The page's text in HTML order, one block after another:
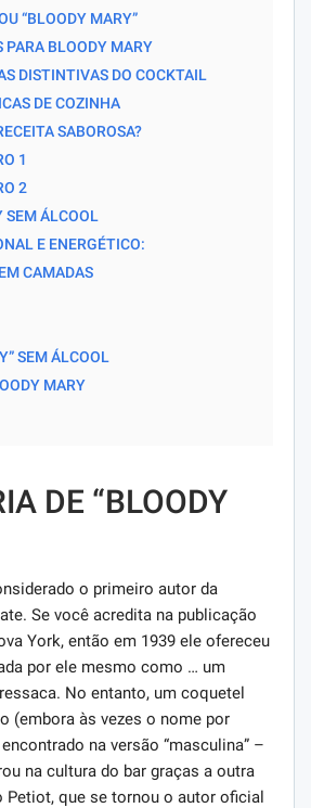
“BLOODY MARY”
PARA BLOODY MARY
DISTINTIVAS DO COCKTAIL
DE COZINHA
SABOROSA?
1
2
SEM ÁLCOOL
E ENERGÉTICO:
CAMADAS
SEM ÁLCOOL
MARY
DE “BLOODY
o primeiro autor da
Se você acredita na publicação
York, então em 1939 ele ofereceu
por ele mesmo como … um
No entanto, um coquetel
(embora às vezes o nome por
na versão “masculina” –
na cultura do bar graças a outra
Petiot, que se tornou o autor oficial